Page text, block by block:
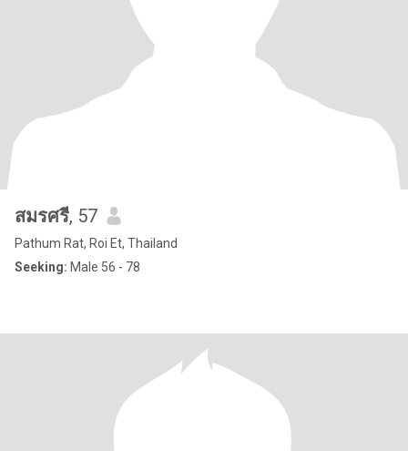
สมรศรี, 57
Pathum Rat, Roi Et, Thailand
Seeking: Male 56 - 78